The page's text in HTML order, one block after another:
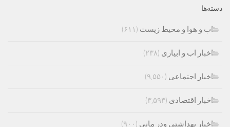
دسته‌ها
اب و هوا و محیط زیست (۶۱۱)
اخبار اب و ابیاری (۲۳۸)
اخبار اجتماعی (۹,۵۵۰)
اخبار اقتصادی (۳,۵۹۳)
اخبار بهداشتی ودر مانی (۹۰۰)